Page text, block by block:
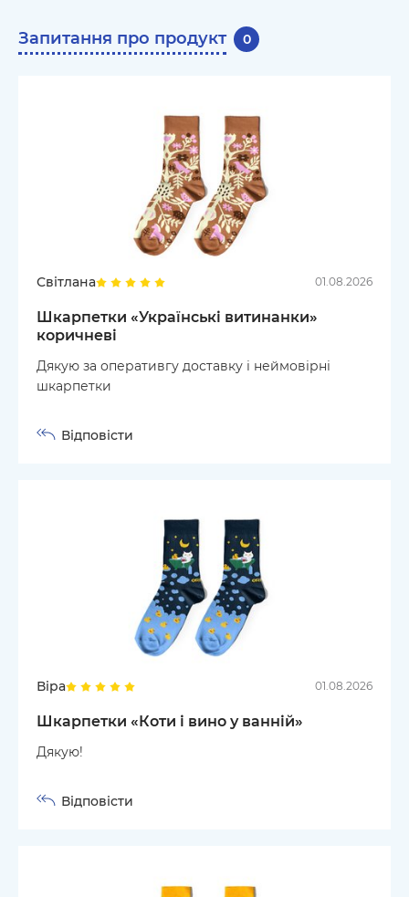
Запитання про продукт 0
Світлана 01.08.2026
Шкарпетки «Українські витинанки»
коричневі
Дякую за оперативгу доставку і неймовірні
шкарпетки
Відповісти
Віра 01.08.2026
Шкарпетки «Коти і вино у ванній»
Дякую!
Відповісти